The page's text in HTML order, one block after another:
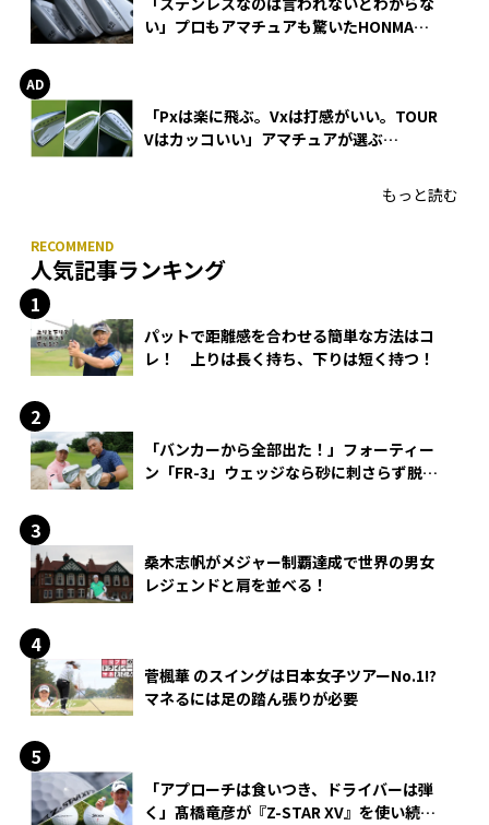
い」プロもアマチュアも驚いたHONMA
「Pxは楽に飛ぶ。Vxは打感がいい。TOUR
Vはカッコいい」アマチュアが選ぶ
もっと読む
人気記事ランキング
パットで距離感を合わせる簡単な方法はコ
レ！ 上りは長く持ち、下りは短く持つ！
「バンカーから全部出た！」フォーティー
ン「FR-3」ウェッジなら砂に刺さらず脱出
桑木志帆がメジャー制覇達成で世界の男女
レジェンドと肩を並べる！
菅楓華 のスイングは日本女子ツアーNo.1!?
マネるには足の踏ん張りが必要
「アプローチは食いつき、ドライバーは弾
く」髙橋竜彦が『Z-STAR XV』を使い続け